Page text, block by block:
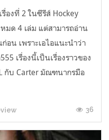
รื่องที่ 2 ในซีรีส์ Hockey
มด 4 เล่ม แต่สามารถอ่าน
อน เพราะเอไอแนะนำว่า
เรื่องนี้เป็นเรื่องราวของ
กับ Carter มัณฑนากรมือ
36